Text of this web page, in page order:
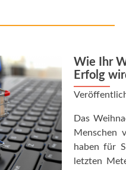
Wie Ihr
Erfolg
Das
Menschen
haben für
letzten